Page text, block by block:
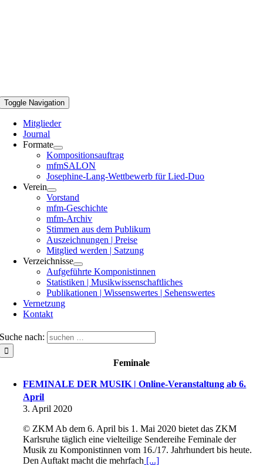
Toggle Navigation
Mitglieder
Journal
Formate
Kompositionsauftrag
mfmSALON
Josephine-Lang-Wettbewerb für Lied-Duo
Verein
Vorstand
mfm-Geschichte
mfm-Archiv
Stimmen aus dem Publikum
Auszeichnungen | Preise
Mitglied werden | Satzung
Verzeichnisse
Aufgeführte Komponistinnen
Statistiken | Musikwissenschaftliches
Publikationen | Wissenswertes | Sehenswertes
Vernetzung
Kontakt
Suche nach:
Feminale
FEMINALE DER MUSIK | Online-Veranstaltung ab 6.
April
3. April 2020
© ZKM Ab dem 6. April bis 1. Mai 2020 bietet das ZKM
Karlsruhe täglich eine vielteilige Sendereihe Feminale der
Musik zu Komponistinnen vom 16./17. Jahrhundert bis heute.
Den Auftakt macht die mehrfach [...]